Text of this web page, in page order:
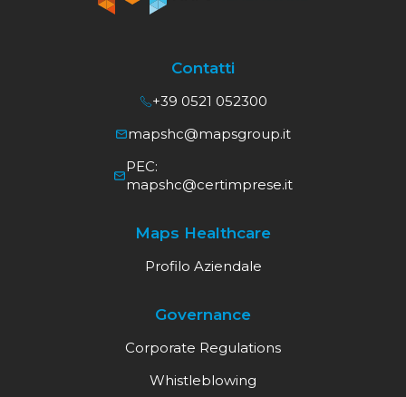
Contatti
+39 0521 052300
mapshc@mapsgroup.it
PEC:
mapshc@certimprese.it
Maps Healthcare
Profilo Aziendale
Governance
Corporate Regulations
Whistleblowing